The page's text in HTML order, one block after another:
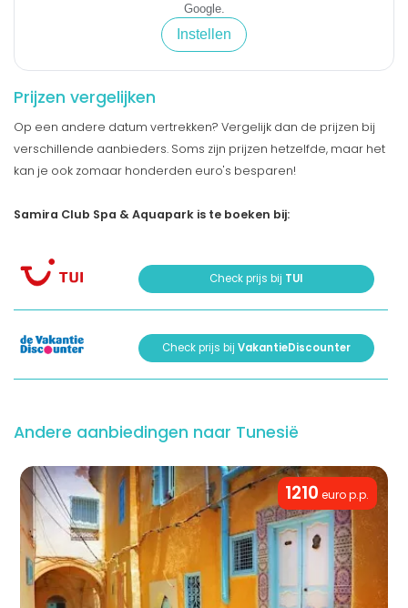
Google.
Instellen
Prijzen vergelijken
Op een andere datum vertrekken? Vergelijk dan de prijzen bij
verschillende aanbieders. Soms zijn prijzen hetzelfde, maar het
kan je ook zomaar honderden euro's besparen!
Samira Club Spa & Aquapark is te boeken bij:
Check prijs bij TUI
Check prijs bij VakantieDiscounter
Andere aanbiedingen naar Tunesië
1210 euro p.p.